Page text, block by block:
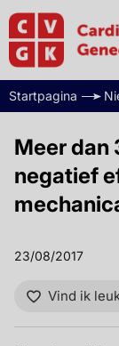
Startpagina
Meer dan
negatief
23/08/2017
Vind ik